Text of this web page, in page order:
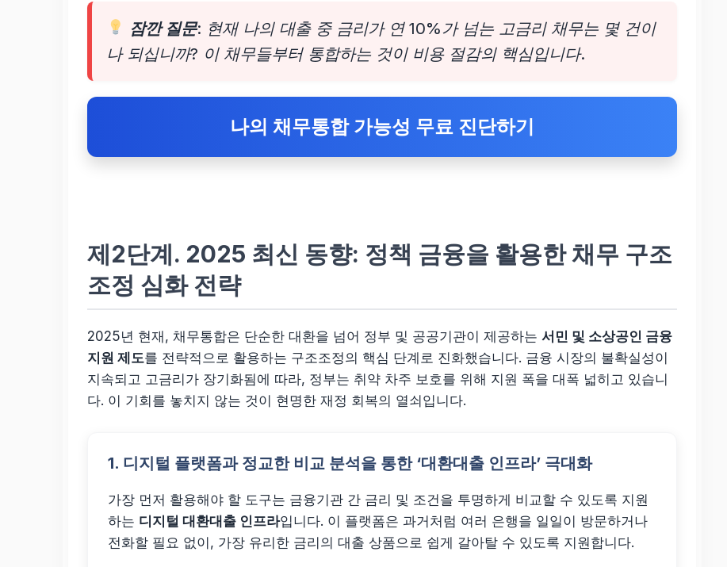
잠깐 질문: 현재 나의 대출 중 금리가 연 10%가 넘는 고금리 채무는 몇 건이
나 되십니까? 이 채무들부터 통합하는 것이 비용 절감의 핵심입니다.
나의 채무통합 가능성 무료 진단하기
제2단계. 2025 최신 동향: 정책 금융을 활용한채무 구조
조정 심화 전략
2025년 현재, 채무통합은 단순한 대환을 넘어 정부 및 공공기관이 제공하는서민 및 소상공인 금융
지원 제도를 전략적으로 활용하는 구조조정의 핵심 단계로 진화했습니다. 금융 시장의 불확실성이
지속되고 고금리가 장기화됨에 따라, 정부는 취약 차주 보호를 위해 지원 폭을 대폭 넓히고 있습니
다. 이 기회를 놓치지 않는 것이 현명한 재정 회복의 열쇠입니다.
1. 디지털 플랫폼과 정교한 비교 분석을 통한 ‘대환대출 인프라’ 극대화
가장 먼저 활용해야 할 도구는 금융기관 간 금리 및 조건을 투명하게 비교할 수 있도록 지원
하는 디지털 대환대출 인프라입니다. 이 플랫폼은 과거처럼 여러 은행을 일일이 방문하거나
전화할 필요 없이, 가장 유리한 금리의 대출 상품으로 쉽게 갈아탈 수 있도록 지원합니다.